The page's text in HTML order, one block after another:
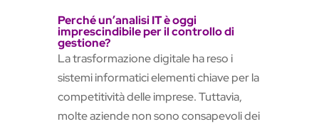
Perché un’analisi IT è oggi
imprescindibile per il controllo di
gestione?
La trasformazione digitale ha reso i
sistemi informatici elementi chiave per la
competitività delle imprese. Tuttavia,
molte aziende non sono consapevoli dei